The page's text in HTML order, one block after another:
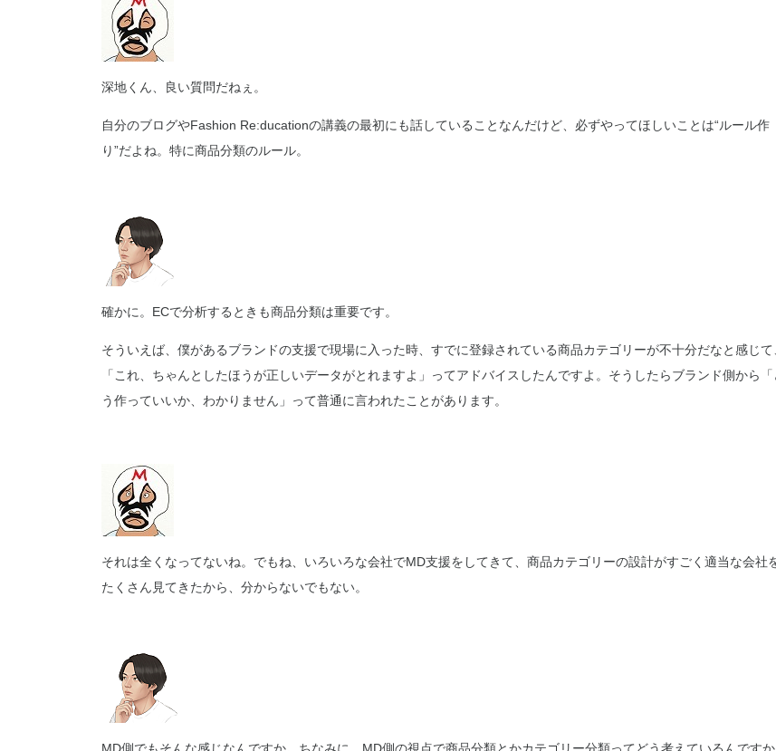
深地くん、良い質問だねぇ。
自分のブログやFashion Re:ducationの講義の最初にも話していることなんだけど、必ずやってほしいことは“ルール作
り”だよね。特に商品分類のルール。
確かに。ECで分析するときも商品分類は重要です。
そういえば、僕があるブランドの支援で現場に入った時、すでに登録されている商品カテゴリーが不十分だなと感じて
「これ、ちゃんとしたほうが正しいデータがとれますよ」ってアドバイスしたんですよ。そうしたらブランド側から「
う作っていいか、わかりません」って普通に言われたことがあります。
それは全くなってないね。でもね、いろいろな会社でMD支援をしてきて、商品カテゴリーの設計がすごく適当な会社
たくさん見てきたから、分からないでもない。